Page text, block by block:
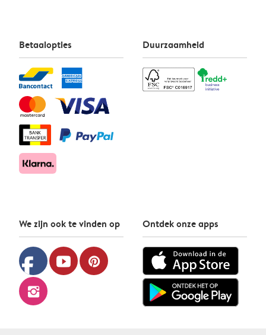
Betaalopties Duurzaamheid
We zijn ook te vinden op
facebook youtube pinterest
instagram
Ontdek onze apps